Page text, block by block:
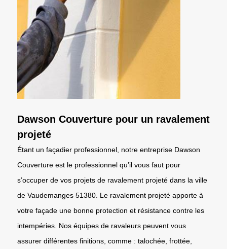
Dawson Couverture pour un ravalement
projeté
Étant un façadier professionnel, notre entreprise Dawson
Couverture est le professionnel qu’il vous faut pour
s’occuper de vos projets de ravalement projeté dans la ville
de Vaudemanges 51380. Le ravalement projeté apporte à
votre façade une bonne protection et résistance contre les
intempéries. Nos équipes de ravaleurs peuvent vous
assurer différentes finitions, comme : talochée, frottée,